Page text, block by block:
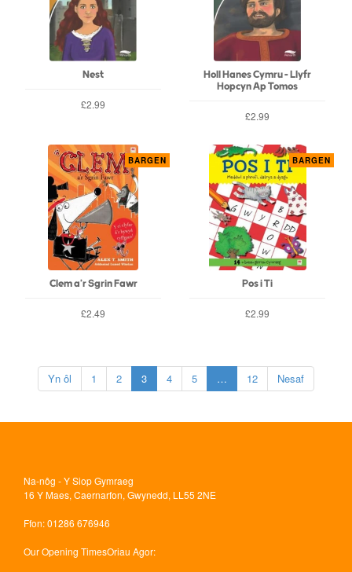
Nest
£2.99
Holl Hanes Cymru - Llyfr
Hopcyn Ap Tomos
£2.99
Clem a'r Sgrin Fawr
£2.49
BARGEN
Pos i Ti
£2.99
BARGEN
Yn ôl 1 2 3 4 5 … 12 Nesaf
Na-nôg - Y Siop Gymraeg
16 Y Maes, Caernarfon, Gwynedd, LL55 2NE
Ffon: 01286 676946
Our Opening TimesOriau Agor: